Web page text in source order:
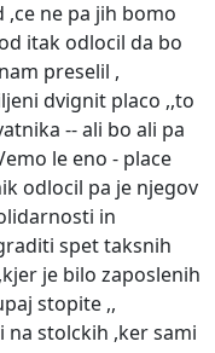
ne pa jih bomo
itak odlocil da bo
preselil ,
dvignit placo ,,to
-- ali bo ali pa
le eno - place
odlocil pa je njegov
in
spet taksnih
je bilo zaposlenih
stopite ,,
na stolckih ,ker sami